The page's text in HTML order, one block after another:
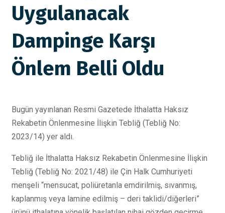
Uygulanacak
Dampinge Karşı
Önlem Belli Oldu
Bugün yayınlanan Resmi Gazetede İthalatta Haksız
Rekabetin Önlenmesine İlişkin Tebliğ (Tebliğ No:
2023/14) yer aldı.
Tebliğ ile İthalatta Haksız Rekabetin Önlenmesine İlişkin
Tebliğ (Tebliğ No: 2021/48) ile Çin Halk Cumhuriyeti
menşeli “mensucat, poliüretanla emdirilmiş, sıvanmış,
kaplanmış veya lamine edilmiş – deri taklidi/diğerleri”